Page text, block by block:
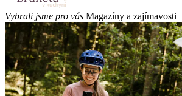
Vybrali jsme pro vás Magazíny a zajímavosti